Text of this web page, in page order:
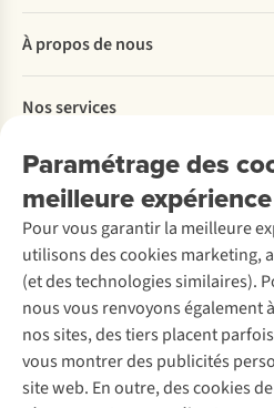
Paramétrage des
meilleure
Pour vous garantir la meilleure
utilisons des cookies marketing,
(et des technologies similaires).
nous vous renvoyons également
nos sites, des tiers placent
vous montrer des publicités
site web. En outre, des cookies
Commander
Payer
Livraison
Rétractation d'une commande
Entretien & réparations
Garantie
Contactez-nous
À propos de nous
Explore More
À propos d’Ayacucho
Nos magasins
À propos d’A.S.Adventure
Déclaration d'accessibilité
Nos services
Location / Location sports d’hiver
Entretien de ski
Service de lavage
Entretien de chaussures
Réparation de chaussures
Réparation de vêtements
Retouches
Pour les entreprises
Découvrez
A.S.Magazine
Explore Camp
Gear Check
Expertise & conseils
Abonnez-vous à la newsletter
Suivez-